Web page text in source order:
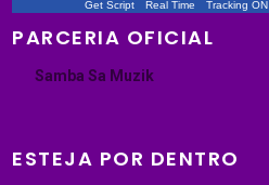
Get Script Real Time Tracking ON
PARCERIA OFICIAL
Samba Sa Muzik
ESTEJA POR DENTRO